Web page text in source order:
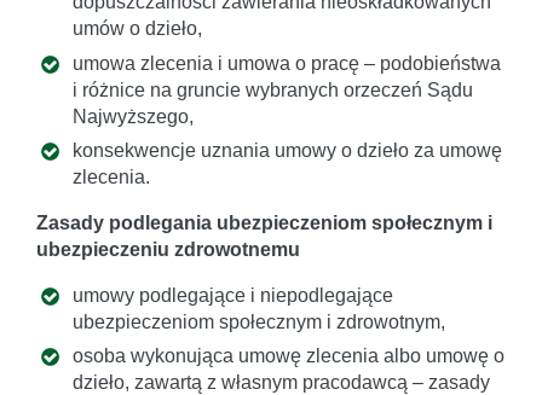
umów o dzieło,
umowa zlecenia i umowa o pracę – podobieństwa
i różnice na gruncie wybranych orzeczeń Sądu
Najwyższego,
konsekwencje uznania umowy o dzieło za umowę
zlecenia.
Zasady podlegania ubezpieczeniom społecznym i
ubezpieczeniu zdrowotnemu
umowy podlegające i niepodlegające
ubezpieczeniom społecznym i zdrowotnym,
osoba wykonująca umowę zlecenia albo umowę o
dzieło, zawartą z własnym pracodawcą – zasady